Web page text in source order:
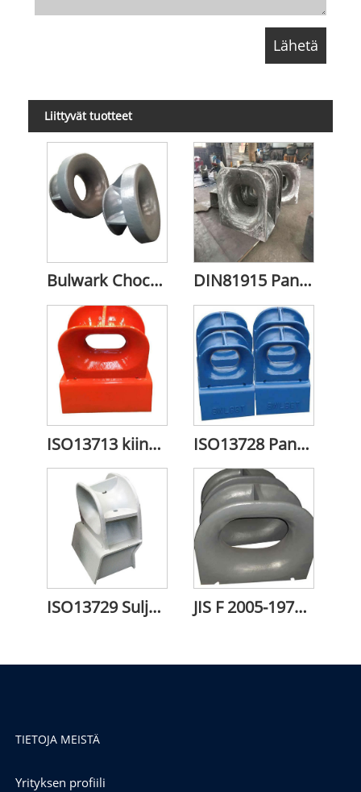
Liittyvät tuotteet
Bulwark Chock (EU-tyyppi) Hinauskiila DIN81915 Panama Chock
ISO13713 kiinnityskiila ISO13728 Panama Chock
ISO13729 Suljettu tyyny A JIS F 2005-1975 suljettu kiila
TIETOJA MEISTÄ
Yrityksen profiili